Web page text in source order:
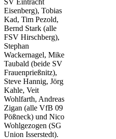
Eisenberg), Tobias
Kad, Tim Pezold,
Bernd Stark (alle
FSV Hirschberg),
Stephan
Wackernagel, Mike
Taubald (beide SV
Frauenprießnitz),
Steve Hannig, Jörg
Kahle, Veit
Wohlfarth, Andreas
Zigan (alle VfB 09
Pößneck) und Nico
Wohlgezogen (SG
Union Isserstedt).